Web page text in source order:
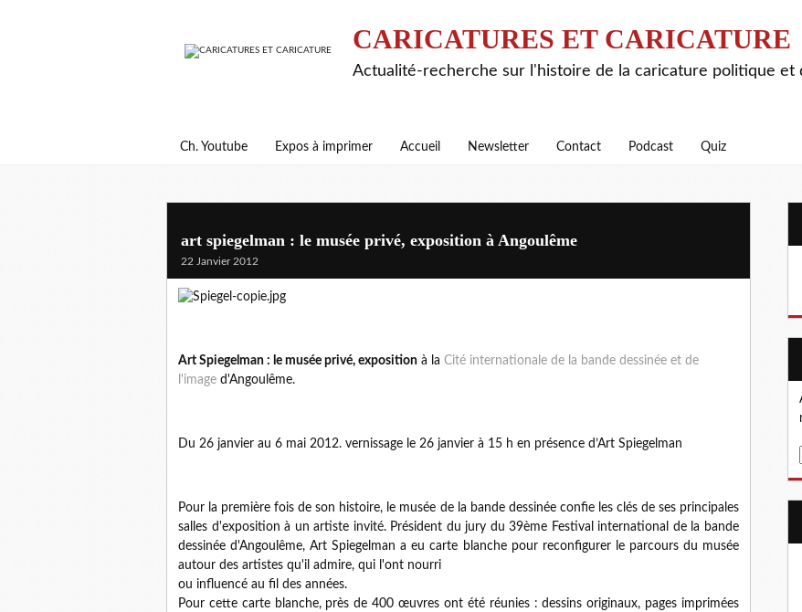
CARICATURES ET CARICATURE
Actualité-recherche sur l'histoire de la caricature politique et
Ch. Youtube Expos à imprimer Accueil Newsletter Contact Podcast Quiz
art spiegelman : le musée privé, exposition à Angoulême
22 Janvier 2012
Art Spiegelman : le musée privé, exposition à la Cité internationale de la bande dessinée et de
l'image d'Angoulême.
Du 26 janvier au 6 mai 2012. vernissage le 26 janvier à 15 h en présence d’Art Spiegelman
Pour la première fois de son histoire, le musée de la bande dessinée confie les clés de ses principales
salles d'exposition à un artiste invité. Président du jury du 39ème Festival international de la bande
dessinée d'Angoulême, Art Spiegelman a eu carte blanche pour reconfigurer le parcours du musée
autour des artistes qu'il admire, qui l'ont nourri
ou influencé au fil des années.
Pour cette carte blanche, près de 400 œuvres ont été réunies : dessins originaux, pages imprimées